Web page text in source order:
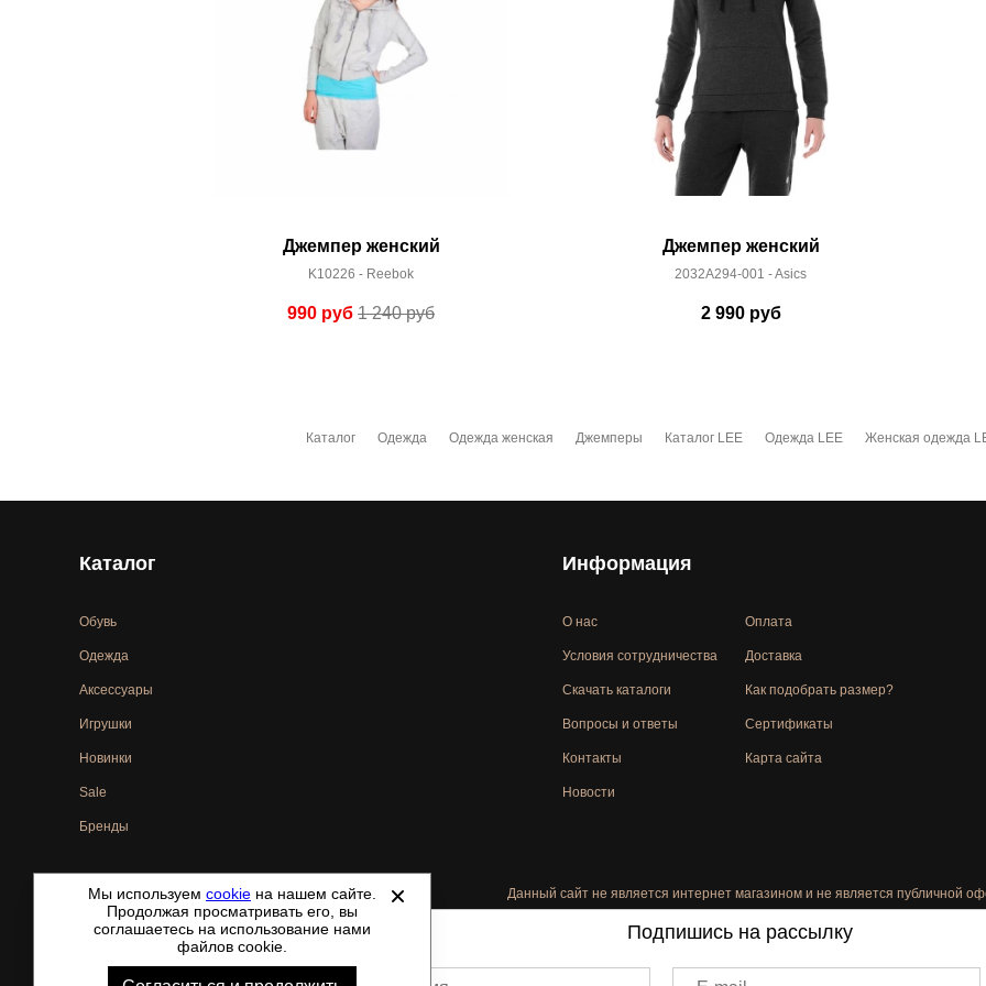
Джемпер женский
K10226 - Reebok
990 руб 1 240руб
Джемпер женский
2032A294-001 - Asics
2 990руб
Каталог Одежда Одежда женская Джемперы Каталог LEE Одежда LEE Женская одежда
Каталог
Обувь
Одежда
Аксессуары
Игрушки
Новинки
Sale
Бренды
Информация
О нас
Условия сотрудничества
Скачать каталоги
Вопросы и ответы
Контакты
Новости
Оплата
Доставка
Как подобрать размер?
Сертификаты
Карта сайта
©2021-2026 - ShoesTown.ru - все права защищены. Данный сайт не является интернет магазином и не является публичной
Мы используем cookie на нашем сайте.
Продолжая просматривать его, вы
соглашаетесь на использование нами
файлов cookie.
Подпишись на рассылку